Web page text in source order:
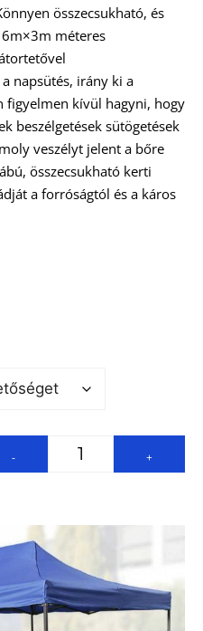
összecsukható, és
méteres
napsütés, irány ki a
figyelmen kívül hagyni, hogy
beszélgetések sütögetések
veszélyt jelent a bőre
összecsukható kerti
a forróságtól és a káros
- +